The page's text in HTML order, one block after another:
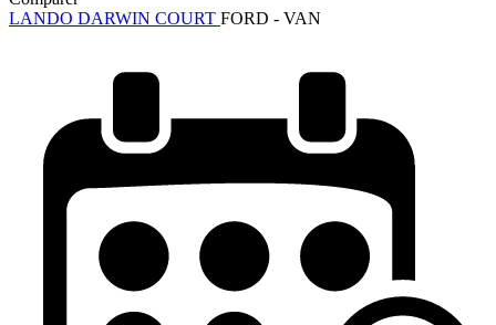
LANDO DARWIN COURT FORD - VAN